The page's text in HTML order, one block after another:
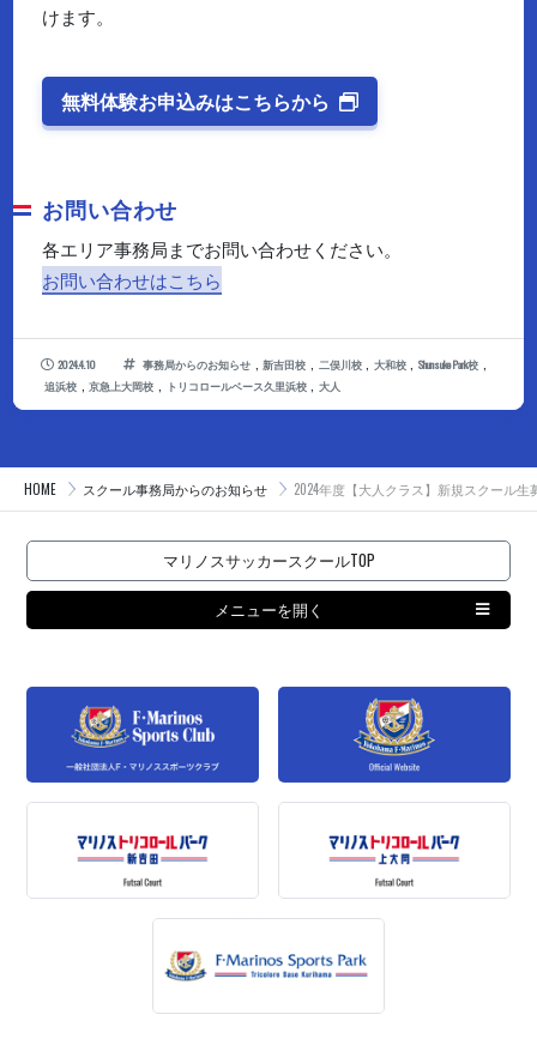
けます。
無料体験お申込みはこちらから
お問い合わせ
各エリア事務局までお問い合わせください。
お問い合わせはこちら
2024.4.10 事務局からのお知らせ , 新吉田校 , 二俣川校 , 大和校 , ShunsukePark校 ,
追浜校 京急上大岡校 トリコロールベース久里浜校 大人
HOME スクール事務局からのお知らせ 2024年度【大人クラス】新規スクール生
マリノスサッカースクールTOP
メニューを開く